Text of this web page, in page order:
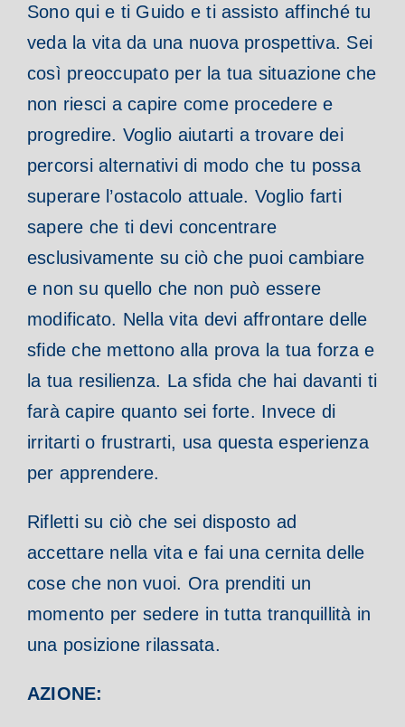
Sono qui e ti Guido e ti assisto affinché tu
veda la vita da una nuova prospettiva. Sei
così preoccupato per la tua situazione che
non riesci a capire come procedere e
progredire. Voglio aiutarti a trovare dei
percorsi alternativi di modo che tu possa
superare l’ostacolo attuale. Voglio farti
sapere che ti devi concentrare
esclusivamente su ciò che puoi cambiare
e non su quello che non può essere
modificato. Nella vita devi affrontare delle
sfide che mettono alla prova la tua forza e
la tua resilienza. La sfida che hai davanti ti
farà capire quanto sei forte. Invece di
irritarti o frustrarti, usa questa esperienza
per apprendere.
Rifletti su ciò che sei disposto ad
accettare nella vita e fai una cernita delle
cose che non vuoi. Ora prenditi un
momento per sedere in tutta tranquillità in
una posizione rilassata.
AZIONE: